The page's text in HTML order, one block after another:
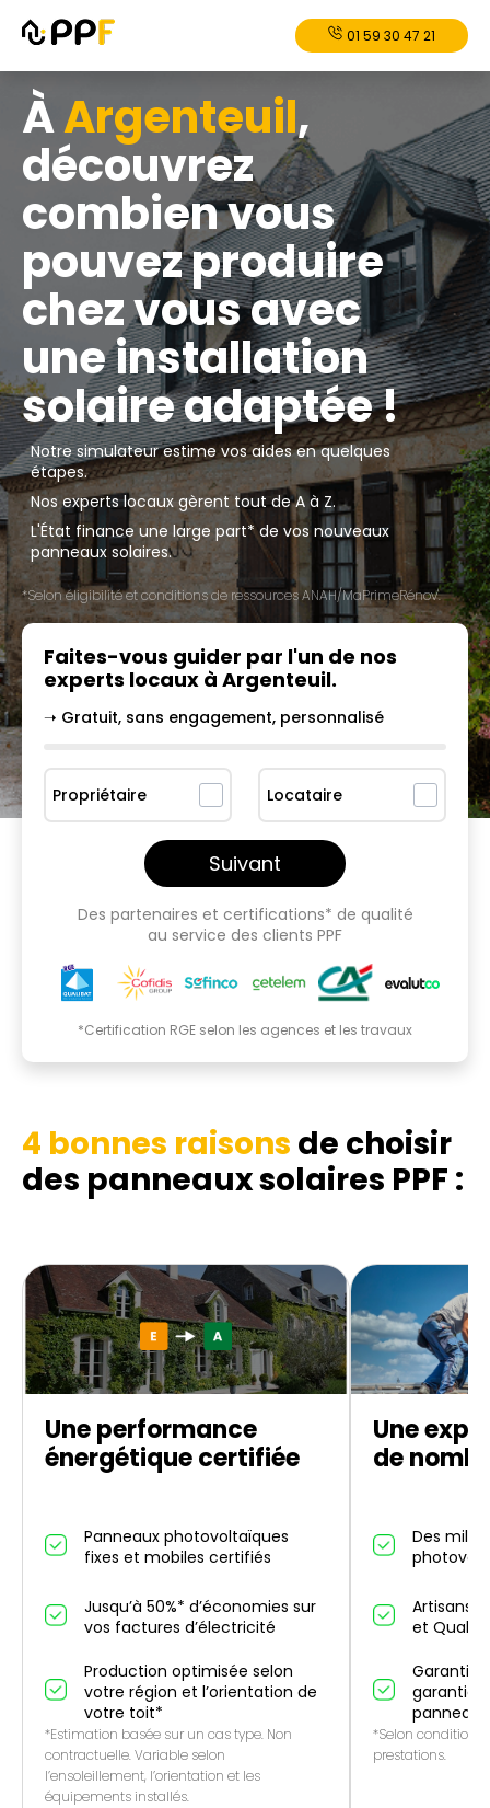
01 59 30 47 21
ÀArgenteuil,
découvrez
combien vous
pouvez produire
chez vous avec
une installation
solaire adaptée !
Notre simulateur estime vos aides en quelques
étapes.
Nos experts locaux gèrent tout de A à Z.
L'État finance une large part* de vos nouveaux
panneaux solaires.
*Selon éligibilité et conditions de ressources ANAH/MaPrimeRénov'.
Faites-vous guider par l'un de nos
experts locaux à Argenteuil.
➝ Gratuit, sans engagement, personnalisé
Propriétaire Locataire
Suivant
Des partenaires et certifications* de qualité
au service des clients PPF
*Certification RGE selon les agences et les travaux
4 bonnes raisons de choisir
des panneaux solaires PPF :
Une performance
énergétique certifiée
Panneaux photovoltaïques
fixes et mobiles certifiés
Jusqu’à 50%* d’économies sur
vos factures d’électricité
Production optimisée selon
votre région et l’orientation de
votre toit*
*Estimation basée sur un cas type. Non
contractuelle. Variable selon
l’ensoleillement, l’orientation et les
équipements installés.
Une
de
Des
Artisans
et QualiPV
Garantie
garantie
panneaux
*Selon conditions
prestations.